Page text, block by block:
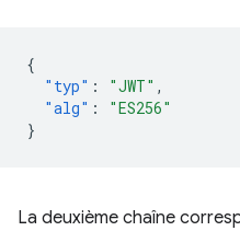
{
"typ" : "JWT" ,
"alg" :
"ES256"
}
La deuxième chaîne